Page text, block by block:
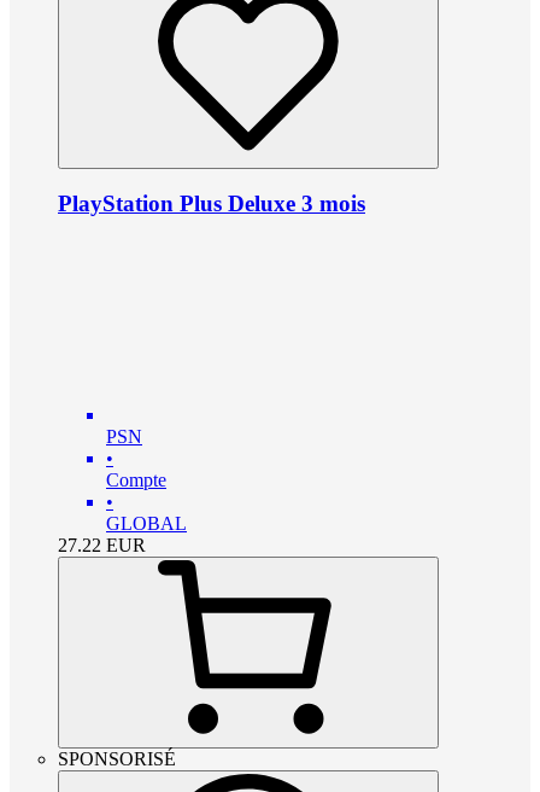
PlayStation Plus Deluxe 3 mois
PSN
•
Compte
•
GLOBAL
27.22 EUR
SPONSORISÉ